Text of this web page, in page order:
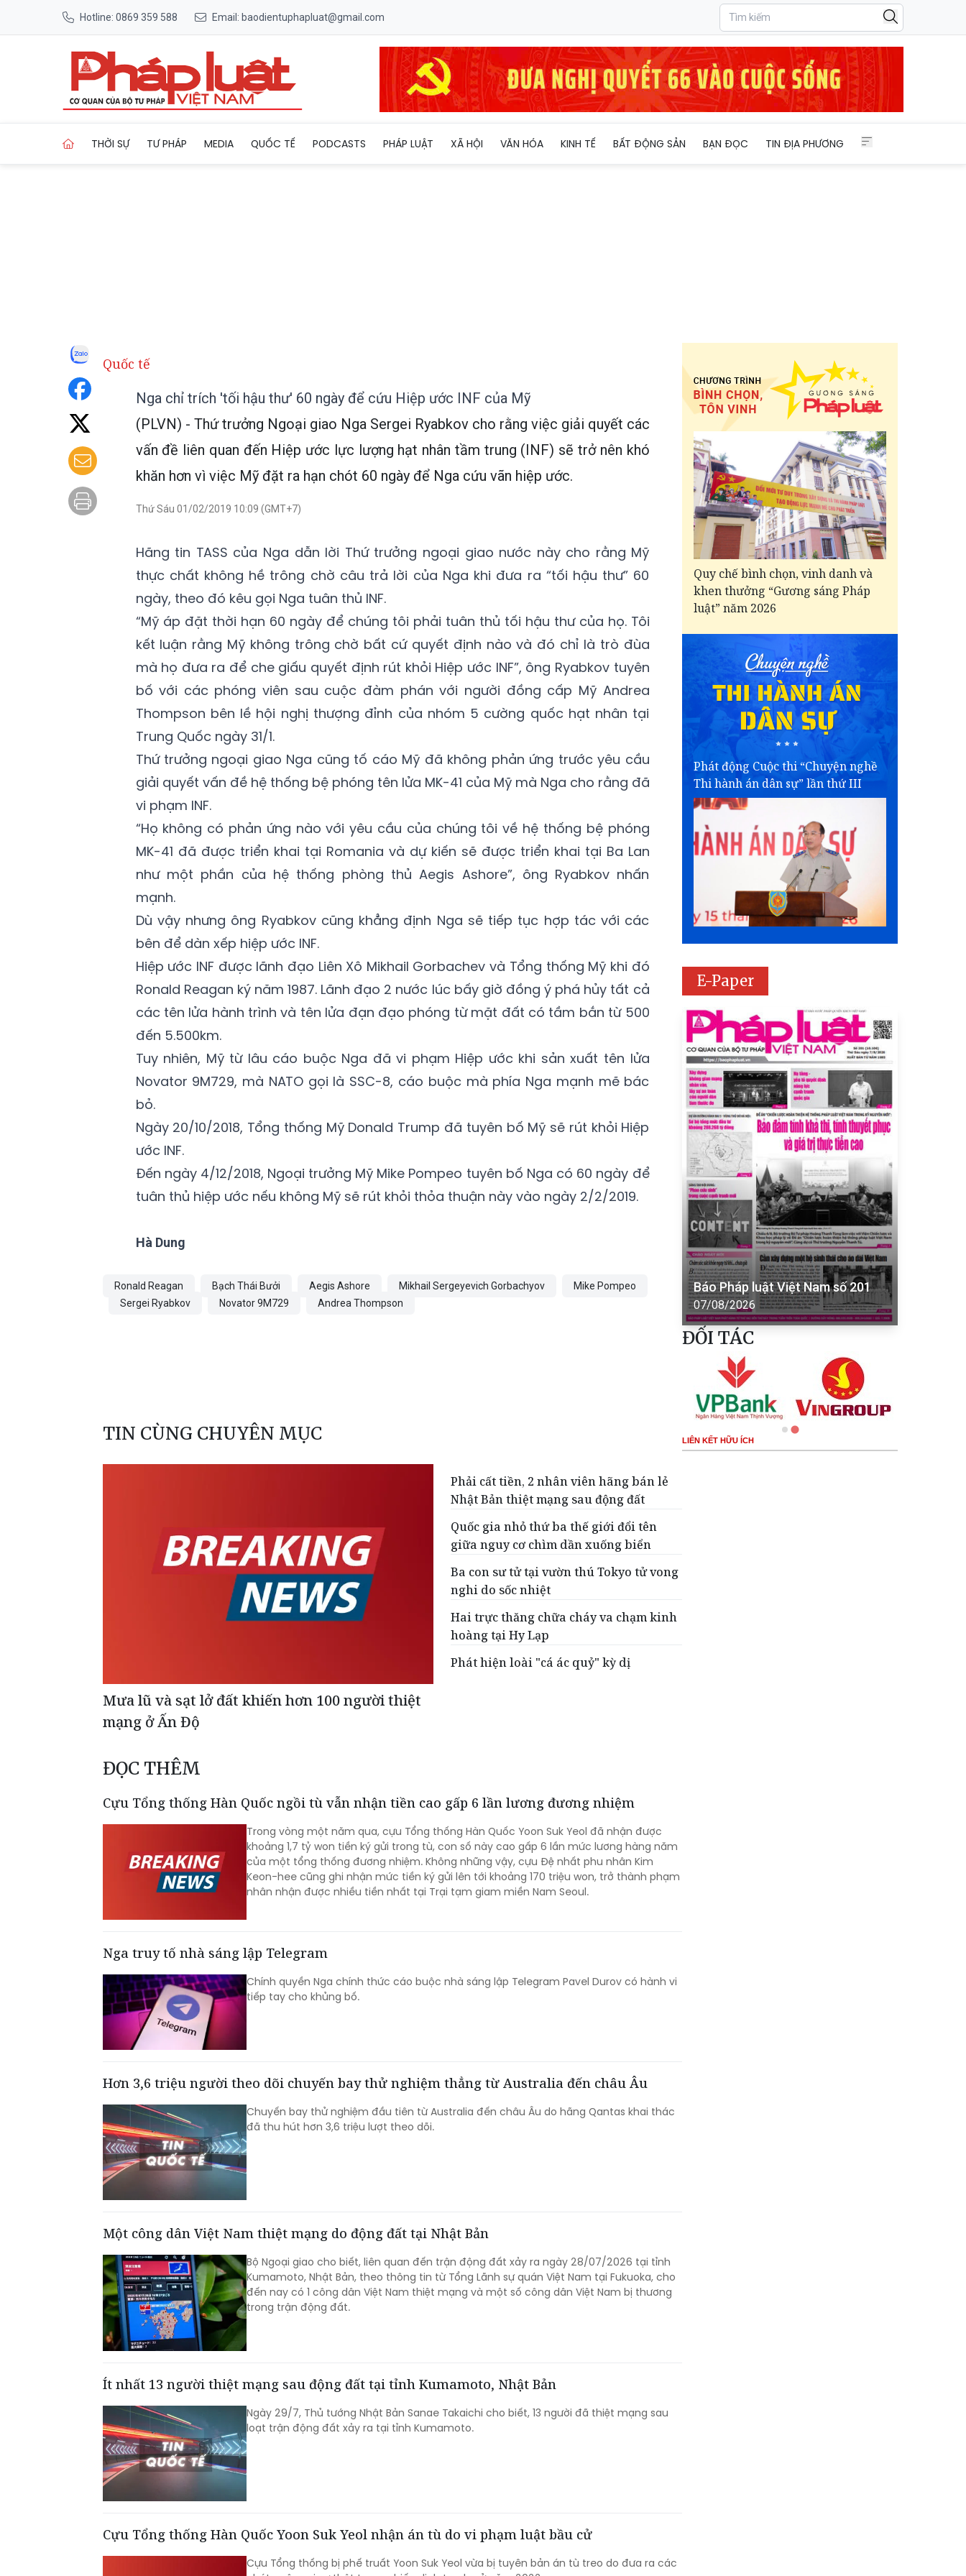
Hotline: 0869 359 588 Email: baodientuphapluat@gmail.com
THỜI SỰ TƯ PHÁP MEDIA QUỐC TẾ PODCASTS PHÁP LUẬT XÃ HỘI VĂN HÓA KINH TẾ BẤT ĐỘNG SẢN BẠN ĐỌC TIN ĐỊA PHƯƠNG
Quốc tế
Nga chỉ trích 'tối hậu thư' 60 ngày để cứu Hiệp ước INF của Mỹ
(PLVN) - Thứ trưởng Ngoại giao Nga Sergei Ryabkov cho rằng việc giải quyết các
vấn đề liên quan đến Hiệp ước lực lượng hạt nhân tầm trung (INF) sẽ trở nên khó
khăn hơn vì việc Mỹ đặt ra hạn chót 60 ngày để Nga cứu vãn hiệp ước.
Thứ Sáu 01/02/2019 10:09 (GMT+7)
Hãng tin TASS của Nga dẫn lời Thứ trưởng ngoại giao nước này cho rằng Mỹ
thực chất không hề trông chờ câu trả lời của Nga khi đưa ra “tối hậu thư” 60
ngày, theo đó kêu gọi Nga tuân thủ INF.
“Mỹ áp đặt thời hạn 60 ngày để chúng tôi phải tuân thủ tối hậu thư của họ. Tôi
kết luận rằng Mỹ không trông chờ bất cứ quyết định nào và đó chỉ là trò đùa
mà họ đưa ra để che giấu quyết định rút khỏi Hiệp ước INF”, ông Ryabkov tuyên
bố với các phóng viên sau cuộc đàm phán với người đồng cấp Mỹ Andrea
Thompson bên lề hội nghị thượng đỉnh của nhóm 5 cường quốc hạt nhân tại
Trung Quốc ngày 31/1.
Thứ trưởng ngoại giao Nga cũng tố cáo Mỹ đã không phản ứng trước yêu cầu
giải quyết vấn đề hệ thống bệ phóng tên lửa MK-41 của Mỹ mà Nga cho rằng đã
vi phạm INF.
“Họ không có phản ứng nào với yêu cầu của chúng tôi về hệ thống bệ phóng
MK-41 đã được triển khai tại Romania và dự kiến sẽ được triển khai tại Ba Lan
như một phần của hệ thống phòng thủ Aegis Ashore”, ông Ryabkov nhấn
mạnh.
Dù vậy nhưng ông Ryabkov cũng khẳng định Nga sẽ tiếp tục hợp tác với các
bên để dàn xếp hiệp ước INF.
Hiệp ước INF được lãnh đạo Liên Xô Mikhail Gorbachev và Tổng thống Mỹ khi đó
Ronald Reagan ký năm 1987. Lãnh đạo 2 nước lúc bấy giờ đồng ý phá hủy tất cả
các tên lửa hành trình và tên lửa đạn đạo phóng từ mặt đất có tầm bắn từ 500
đến 5.500km.
Tuy nhiên, Mỹ từ lâu cáo buộc Nga đã vi phạm Hiệp ước khi sản xuất tên lửa
Novator 9M729, mà NATO gọi là SSC-8, cáo buộc mà phía Nga mạnh mẽ bác
bỏ.
Ngày 20/10/2018, Tổng thống Mỹ Donald Trump đã tuyên bố Mỹ sẽ rút khỏi Hiệp
ước INF.
Đến ngày 4/12/2018, Ngoại trưởng Mỹ Mike Pompeo tuyên bố Nga có 60 ngày để
tuân thủ hiệp ước nếu không Mỹ sẽ rút khỏi thỏa thuận này vào ngày 2/2/2019.
Hà Dung
Ronald Reagan Bạch Thái Bưởi Aegis Ashore Mikhail Sergeyevich Gorbachyov
Mike Pompeo
Sergei Ryabkov
Novator 9M729 Andrea Thompson
TIN CÙNG CHUYÊN MỤC
Mưa lũ và sạt lở đất khiến hơn 100 người thiệt
mạng ở Ấn Độ
Phải cất tiền, 2 nhân viên hãng bán lẻ
Nhật Bản thiệt mạng sau động đất
Quốc gia nhỏ thứ ba thế giới đổi tên
giữa nguy cơ chìm dần xuống biển
Ba con sư tử tại vườn thú Tokyo tử vong
nghi do sốc nhiệt
Hai trực thăng chữa cháy va chạm kinh
hoàng tại Hy Lạp
Phát hiện loài "cá ác quỷ" kỳ dị
ĐỌC THÊM
Cựu Tổng thống Hàn Quốc ngồi tù vẫn nhận tiền cao gấp 6 lần lương đương nhiệm
Trong vòng một năm qua, cựu Tổng thống Hàn Quốc Yoon Suk Yeol đã nhận được
khoảng 1,7 tỷ won tiền ký gửi trong tù, con số này cao gấp 6 lần mức lương hàng năm
của một tổng thống đương nhiệm. Không những vậy, cựu Đệ nhất phu nhân Kim
Keon-hee cũng ghi nhận mức tiền ký gửi lên tới khoảng 170 triệu won, trở thành phạm
nhân nhận được nhiều tiền nhất tại Trại tạm giam miền Nam Seoul.
Nga truy tố nhà sáng lập Telegram
Chính quyền Nga chính thức cáo buộc nhà sáng lập Telegram Pavel Durov có hành vi
tiếp tay cho khủng bố.
Hơn 3,6 triệu người theo dõi chuyến bay thử nghiệm thẳng từ Australia đến châu Âu
Chuyến bay thử nghiệm đầu tiên từ Australia đến châu Âu do hãng Qantas khai thác
đã thu hút hơn 3,6 triệu lượt theo dõi.
Một công dân Việt Nam thiệt mạng do động đất tại Nhật Bản
Bộ Ngoại giao cho biết, liên quan đến trận động đất xảy ra ngày 28/07/2026 tại tỉnh
Kumamoto, Nhật Bản, theo thông tin từ Tổng Lãnh sự quán Việt Nam tại Fukuoka, cho
đến nay có 1 công dân Việt Nam thiệt mạng và một số công dân Việt Nam bị thương
trong trận động đất.
Ít nhất 13 người thiệt mạng sau động đất tại tỉnh Kumamoto, Nhật Bản
Ngày 29/7, Thủ tướng Nhật Bản Sanae Takaichi cho biết, 13 người đã thiệt mạng sau
loạt trận động đất xảy ra tại tỉnh Kumamoto.
Cựu Tổng thống Hàn Quốc Yoon Suk Yeol nhận án tù do vi phạm luật bầu cử
Cựu Tổng thống bị phế truất Yoon Suk Yeol vừa bị tuyên bản án tù treo do đưa ra các
Quy chế bình chọn, vinh danh và
khen thưởng “Gương sáng Pháp
luật” năm 2026
Phát động Cuộc thi “Chuyện nghề
Thi hành án dân sự” lần thứ III
E-Paper
Báo Pháp luật Việt Nam số 201
07/08/2026
ĐỐI TÁC
LIÊN KẾT HỮU ÍCH